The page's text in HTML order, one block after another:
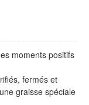
moments positifs
fermés et
graisse spéciale